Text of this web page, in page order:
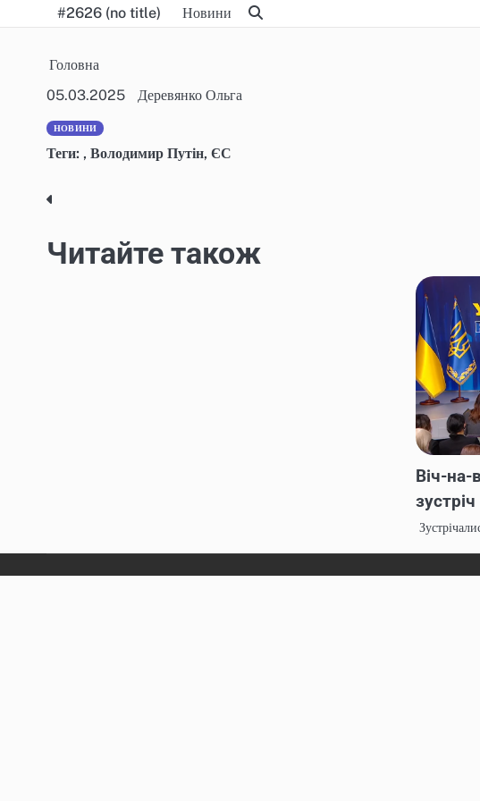
to
#2626 (no title) Новини
Головна
05.03.2025
Деревянко Ольга
НОВИНИ
Теги: , Володимир Путін, ЄС
Post
navigation
Читайте також
Віч-на-